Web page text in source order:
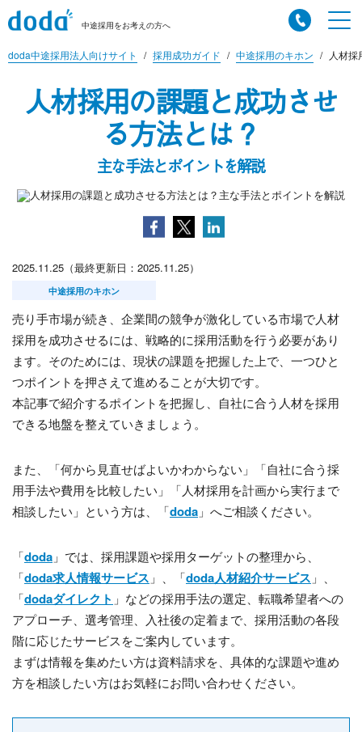
中途採用をお考えの方へ
doda中途採用法人向けサイト 採用成功ガイド 中途採用のキホン 人材
人材採用の課題と成功させ
る方法とは？
主な手法とポイントを解説
2025.11.25（最終更新日：2025.11.25）
中途採用のキホン
売り手市場が続き、企業間の競争が激化している市場で人材
採用を成功させるには、戦略的に採用活動を行う必要があり
ます。そのためには、現状の課題を把握した上で、一つひと
つポイントを押さえて進めることが大切です。
本記事で紹介するポイントを把握し、自社に合う人材を採用
できる地盤を整えていきましょう。
また、「何から見直せばよいかわからない」「自社に合う採
用手法や費用を比較したい」「人材採用を計画から実行まで
相談したい」という方は、「doda 」へご相談ください。
「doda 」では、採用課題や採用ターゲットの整理から、
「doda求人情報サービス 」、「doda人材紹介サービス 」、
「dodaダイレクト 」などの採用手法の選定、転職希望者への
アプローチ、選考管理、入社後の定着まで、採用活動の各段
階に応じたサービスをご案内しています。
まずは情報を集めたい方は資料請求を、具体的な課題や進め
方を相談したい方はお気軽にお問い合わせください。